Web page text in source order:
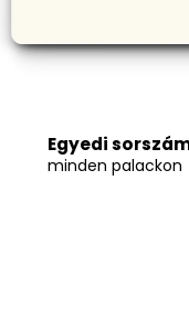
Egyedi
minden palackon